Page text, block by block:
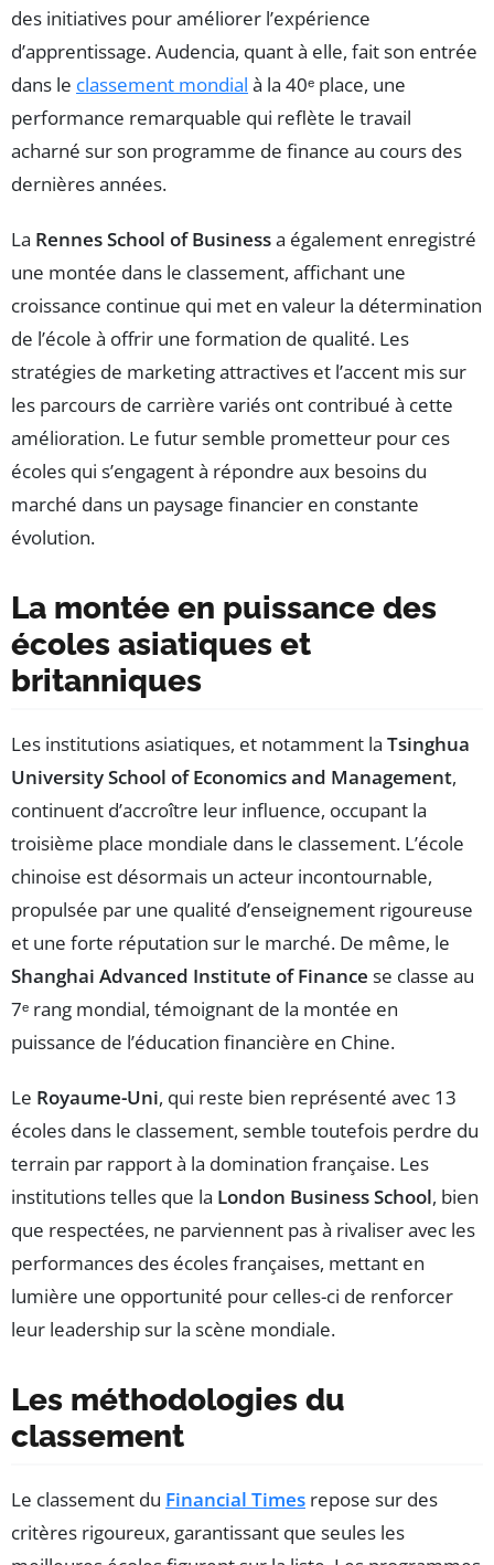
des initiatives pour améliorer l’expérience
d’apprentissage. Audencia, quant à elle, fait son entrée
dans le classement mondial à la 40ᵉ place, une
performance remarquable qui reflète le travail
acharné sur son programme de finance au cours des
dernières années.
La Rennes School of Businessa également enregistré
une montée dans le classement, affichant une
croissance continue qui met en valeur la détermination
de l’école à offrir une formation de qualité. Les
stratégies de marketing attractives et l’accent mis sur
les parcours de carrière variés ont contribué à cette
amélioration. Le futur semble prometteur pour ces
écoles qui s’engagent à répondre aux besoins du
marché dans un paysage financier en constante
évolution.
La montée en puissance des
écoles asiatiques et
britanniques
Les institutions asiatiques, et notamment la Tsinghua
University School of Economics and Management,
continuent d’accroître leur influence, occupant la
troisième place mondiale dans le classement. L’école
chinoise est désormais un acteur incontournable,
propulsée par une qualité d’enseignement rigoureuse
et une forte réputation sur le marché. De même, le
Shanghai Advanced Institute of Finance se classe au
7ᵉ rang mondial, témoignant de la montée en
puissance de l’éducation financière en Chine.
Le Royaume-Uni, qui reste bien représenté avec 13
écoles dans le classement, semble toutefois perdre du
terrain par rapport à la domination française. Les
institutions telles que la London Business School, bien
que respectées, ne parviennent pas à rivaliser avec les
performances des écoles françaises, mettant en
lumière une opportunité pour celles-ci de renforcer
leur leadership sur la scène mondiale.
Les méthodologies du
classement
Le classement du Financial Times repose sur des
critères rigoureux, garantissant que seules les